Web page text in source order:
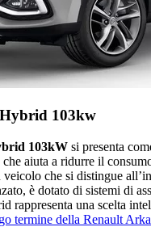
103kw
103kW si presenta
aiuta a ridurre il
che si distingue
è dotato di sistemi di
rappresenta una scelta
termine della Renault